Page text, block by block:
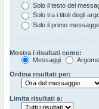
Solo il testo del
Solo tra i titoli degli
Solo il primo
Mostra i risultati come:
Messaggi
Ordina risultati per:
Limita risultati a: